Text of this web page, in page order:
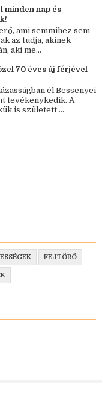
minden nap és
ami semmihez sem
az tudja, akinek
aki me...
70 éves új férjével–
él Bessenyei
tevékenykedik. A
is született ...
FEJTÖRŐ